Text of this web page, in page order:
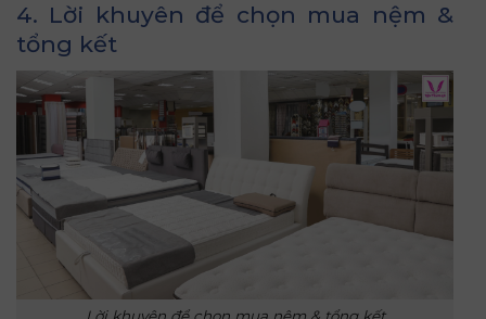
4. Lời khuyên để chọn mua nệm &
tổng kết